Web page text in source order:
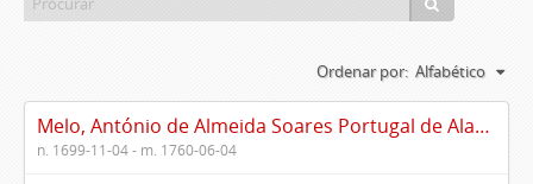
Ordenar por: Alfabético
Melo, António de Almeida Soares Portugal de Alarcão Leça e (1699-1760)
n. 1699-11-04 - m. 1760-06-04